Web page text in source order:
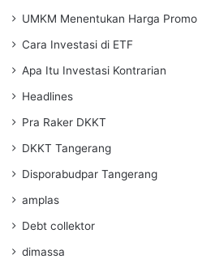
UMKM Menentukan Harga Promo
Cara Investasi di ETF
Apa Itu Investasi Kontrarian
Headlines
Pra Raker DKKT
DKKT Tangerang
Disporabudpar Tangerang
amplas
Debt collektor
dimassa